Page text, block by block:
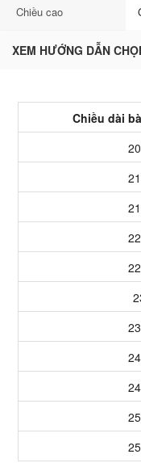
Chiều cao
XEM HƯỚNG DẪN
Chiều dài